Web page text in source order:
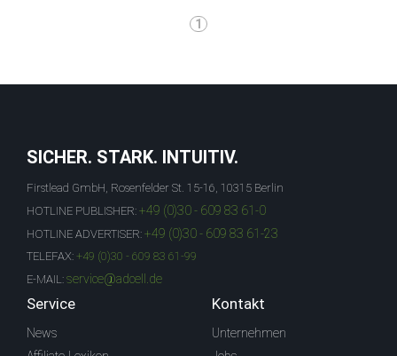
1
SICHER. STARK. INTUITIV.
Firstlead GmbH, Rosenfelder St. 15-16, 10315 Berlin
HOTLINE PUBLISHER: +49 (0)30 - 609 83 61-0
HOTLINE ADVERTISER: +49 (0)30 - 609 83 61-23
TELEFAX: +49 (0)30 - 609 83 61-99
E-MAIL: service@adcell.de
Service
News
Kontakt
Unternehmen